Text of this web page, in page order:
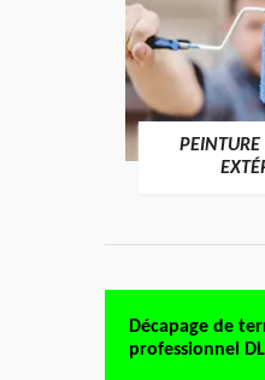
PEINTURE
Décapage de
professionnel